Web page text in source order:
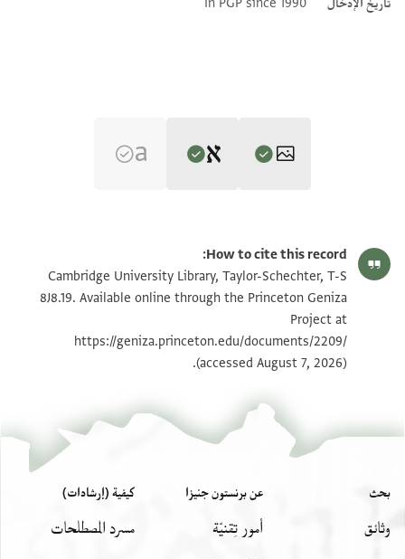
S. D. Goitein's unpublished edition (1950–85).
ו ואמץ וחן וכבוד וחוסן ישועות ויקר ותפארת לכגק מר ור
מבשר הזקן הנכ ביר שלמה הזקן נט רח וצל כתאב סידי
אלשיך
אלסיד נט רח ווקפת עליה ושכרת אהתמאמה וחסן מודתה
אללה
דכר שי מן אלשוק אלא וענדי אמתאלה ואללה ימן בקרב
אלאגתמאע
T-S 8J8.19 1v تكبير و تدوير
بيان أذونات الصورة
How to cite this record:
Cambridge University Library, Taylor-Schechter, T-S
8J8.19. Available online through the Princeton Geniza
Project at
https://geniza.princeton.edu/documents/2209/
(accessed August 7, 2026).
بحث
وثائق
عن برنستون جنيزا
أمور تِقنيّة
كيفية (إرشادات)
مسرد المصطلحات